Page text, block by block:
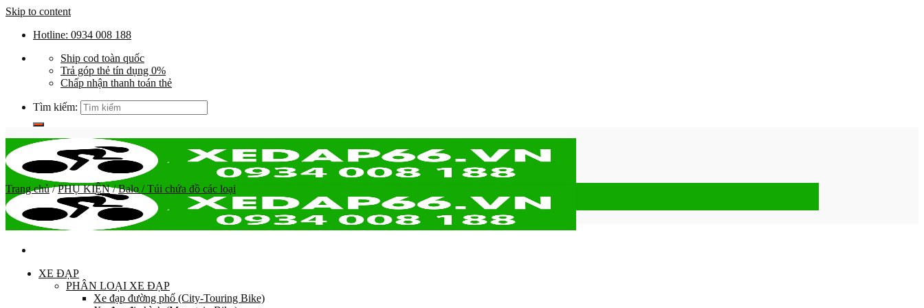
Skip to content
Hotline: 0934 008 188
Ship cod toàn quốc
Trả góp thẻ tín dụng 0%
Chấp nhận thanh toán thẻ
Tìm kiếm:
XE ĐẠP
PHÂN LOẠI XE ĐẠP
Xe đạp đường phố (City-Touring Bike)
Trang chủ / PHỤ KIỆN / Balo / Túi chứa đồ các loại